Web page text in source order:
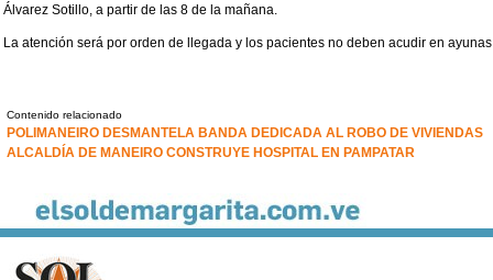
Álvarez Sotillo, a partir de las 8 de la mañana.
La atención será por orden de llegada y los pacientes no deben acudir en
Contenido relacionado
POLIMANEIRO DESMANTELA BANDA DEDICADA AL ROBO DE VIVIENDAS
ALCALDÍA DE MANEIRO CONSTRUYE HOSPITAL EN PAMPATAR